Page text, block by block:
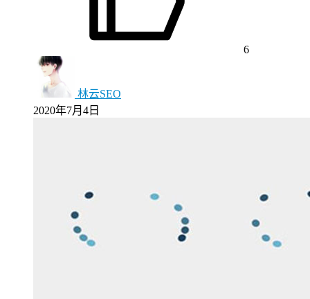
6
林云SEO
2020年7月4日